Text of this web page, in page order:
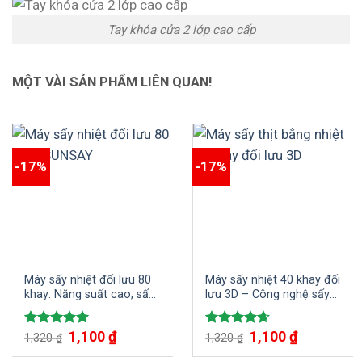
Tay khóa cửa 2 lớp cao cấp
MỘT VÀI SẢN PHẨM LIÊN QUAN!
-17%
Máy sấy nhiệt đối lưu 80
khay: Năng suất cao, sấy
nhanh, tiết kiệm điện
Được xếp
5.00
1,320₫ 1,100₫
-17%
Máy sấy nhiệt 40 khay đối
lưu 3D – Công nghệ sấy
hoa quả, trái cây, dược
liệu hiệu quả bằng gió đối
lưu từ SUNSAY
Được xếp
4.67
1,320₫ 1,100₫